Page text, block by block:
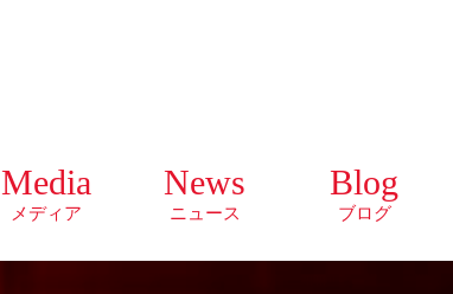
Media
メディア
News
ニュース
Blog
ブログ